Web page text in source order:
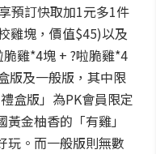
預訂快取加1元多1件
雞塊，價值$45)以及
雞*4塊 + ?啦脆雞*4
版及一般版，其中限
盒版」為PK會員限定
金柚香的「有雞」
玩。而一般版則無數